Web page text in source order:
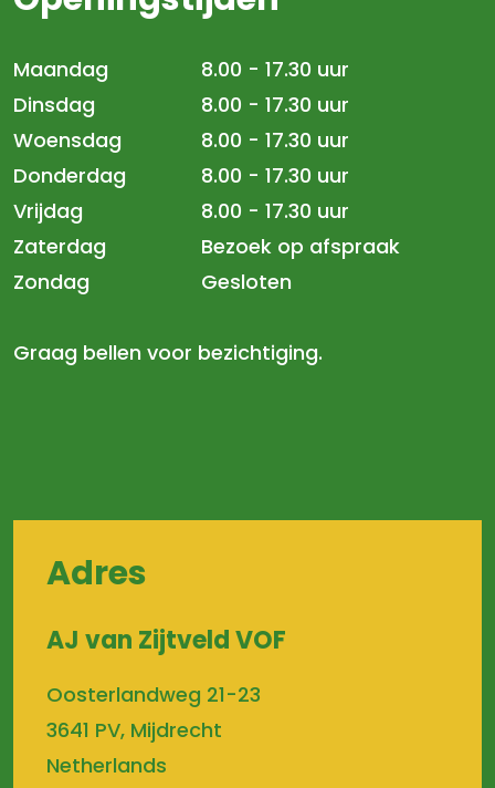
Maandag
8.00 - 17.30 uur
Dinsdag
8.00 - 17.30 uur
Woensdag
8.00 - 17.30 uur
Donderdag
8.00 - 17.30 uur
Vrijdag
8.00 - 17.30 uur
Zaterdag
Bezoek op afspraak
Zondag
Gesloten
Graag bellen voor bezichtiging.
Adres
AJ van Zijtveld VOF
Oosterlandweg 21-23
3641 PV, Mijdrecht
Netherlands